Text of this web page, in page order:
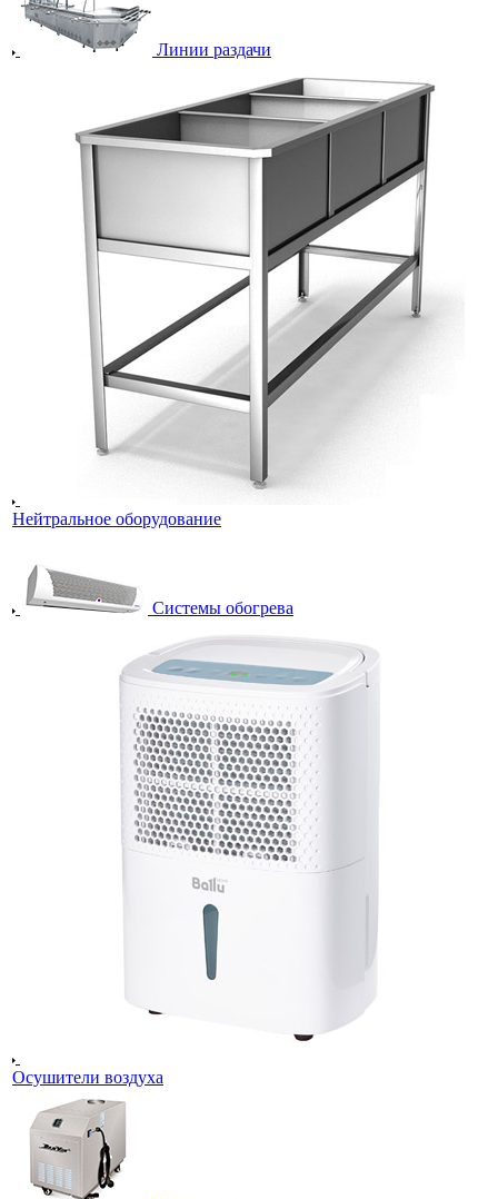
Линии раздачи
Нейтральное оборудование
Системы обогрева
Осушители воздуха